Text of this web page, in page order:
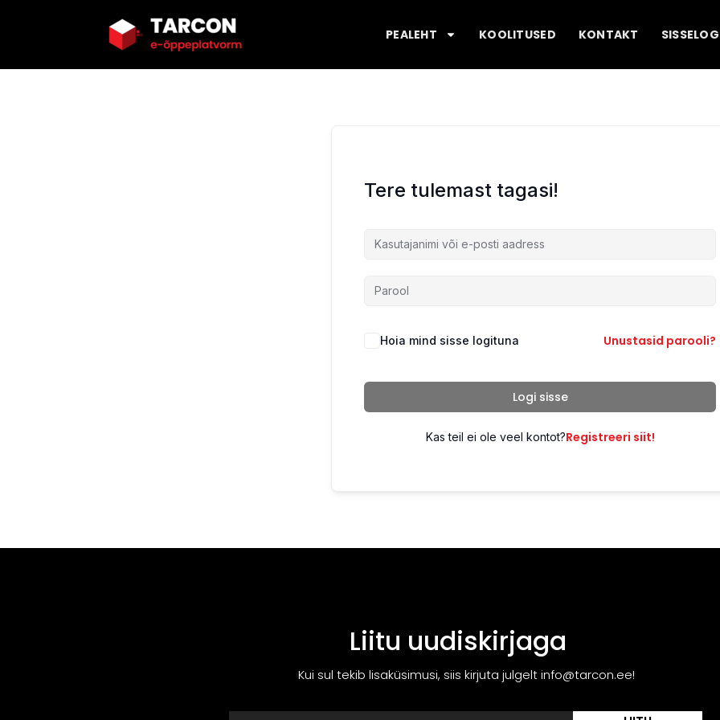
PEALEHT KOOLITUSED KONTAKT
Tere tulemast tagasi!
Hoia mind sisse logituna Unustasid parooli?
Logi sisse
Kas teil ei ole veel kontot?Registreeri siit!
Liitu uudiskirjaga
Kui sul tekib lisaküsimusi, siis kirjuta julgelt info@tarcon.ee!